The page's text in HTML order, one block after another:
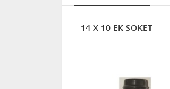
14 X 10 EK SOKET